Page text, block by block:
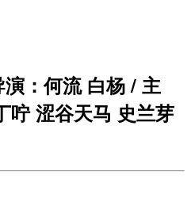
：何流 白杨 / 主
咛 涩谷天马 史兰芽